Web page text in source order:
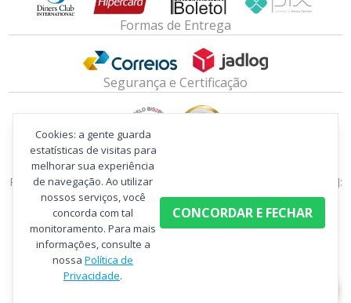
Cookies: a gente guarda
estatísticas de visitas para
melhorar sua experiência
de navegação. Ao utilizar
nossos serviços, você
concorda com tal
monitoramento. Para mais
informações, consulte a
nossa Política de
Privacidade.
CONCORDAR E FECHAR
Formas de Entrega
Segurança e Certificação
PORTO FABRICA DE BANDEIRAS E SERVIÇOS LTDA - ME | CNPJ:
08.737.891/0001-75 | RUA GOIAS, 84, ENGENHO DE DENTRO -
RIO DE JANEIRO RJ | CEP: 20756-120